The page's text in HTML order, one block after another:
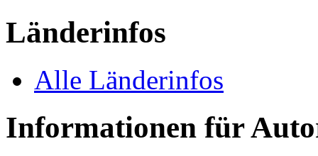
Länderinfos
Alle Länderinfos
Informationen für